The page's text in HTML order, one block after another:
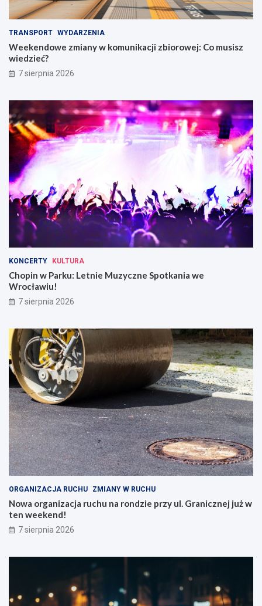
TRANSPORT WYDARZENIA
Weekendowe zmiany w komunikacji zbiorowej: Co musisz
wiedzieć?
7 sierpnia 2026
KONCERTY KULTURA
Chopin w Parku: Letnie Muzyczne Spotkania we
Wrocławiu!
7 sierpnia 2026
ORGANIZACJA RUCHU ZMIANY W RUCHU
Nowa organizacja ruchu na rondzie przy ul. Granicznej już w
ten weekend!
7 sierpnia 2026